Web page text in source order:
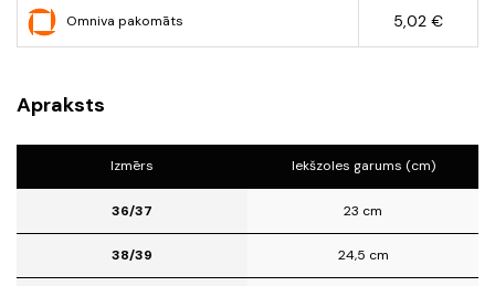
Omniva pakomāts 5,02 €
Apraksts
Izmērs Iekšzoles garums (cm)
36/37 23 cm
38/39 24,5 cm